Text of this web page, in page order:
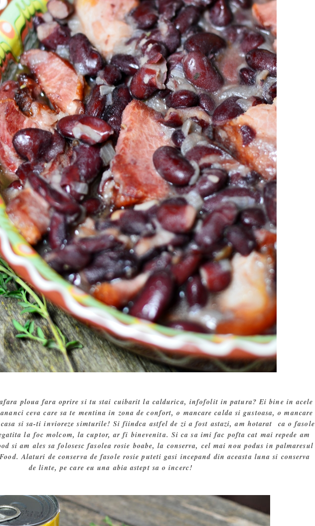
ploua fara oprire si tu stai cuibarit la caldurica, infofolit in patura? Ei bine in acele
ceva care sa te mentina in zona de confort, o mancare calda si gustoasa, o mancare
si sa-ti invioreze simturile! Si fiindca astfel de zi a fost astazi, am hotarat ca o fasole
la foc molcom, la cuptor, ar fi binevenita. Si ca sa imi fac pofta cat mai repede am
si am ales sa folosesc fasolea rosie boabe, la conserva, cel mai nou podus in palmaresul
Alaturi de conserva de fasole rosie puteti gasi incepand din aceasta luna si conserva
de linte, pe care eu una abia astept sa o incerc!